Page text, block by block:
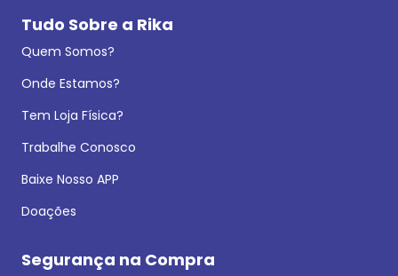
Tudo Sobre a Rika
Quem Somos?
Onde Estamos?
Tem Loja Física?
Trabalhe Conosco
Baixe Nosso APP
Doações
Segurança na Compra